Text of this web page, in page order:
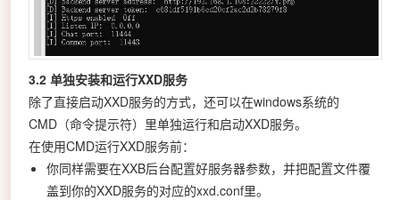
3.2 单独安装和运行XXD服务
除了直接启动XXD服务的方式，还可以在windows系统的
CMD（命令提示符）里单独运行和启动XXD服务。
在使用CMD运行XXD服务前：
你同样需要在XXB后台配置好服务器参数，并把配置文件覆
盖到你的XXD服务的对应的xxd.conf里。